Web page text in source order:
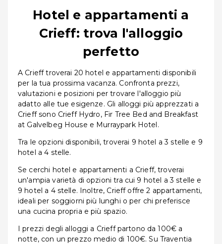
Hotel e appartamenti a
Crieff: trova l'alloggio
perfetto
A Crieff troverai 20 hotel e appartamenti disponibili
per la tua prossima vacanza. Confronta prezzi,
valutazioni e posizioni per trovare l'alloggio più
adatto alle tue esigenze. Gli alloggi più apprezzati a
Crieff sono Crieff Hydro, Fir Tree Bed and Breakfast
at Galvelbeg House e Murraypark Hotel.
Tra le opzioni disponibili, troverai 9 hotel a 3 stelle e 9
hotel a 4 stelle.
Se cerchi hotel e appartamenti a Crieff, troverai
un'ampia varietà di opzioni tra cui 9 hotel a 3 stelle e
9 hotel a 4 stelle. Inoltre, Crieff offre 2 appartamenti,
ideali per soggiorni più lunghi o per chi preferisce
una cucina propria e più spazio.
I prezzi degli alloggi a Crieff partono da 100€ a
notte, con un prezzo medio di 100€. Su Traventia